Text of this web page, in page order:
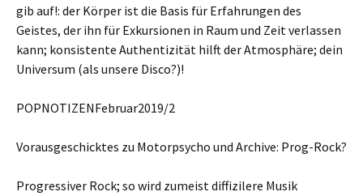
gib auf!: der Körper ist die Basis für Erfahrungen des
Geistes, der ihn für Exkursionen in Raum und Zeit verlassen
kann; konsistente Authentizität hilft der Atmosphäre; dein
Universum (als unsere Disco?)!
POPNOTIZENFebruar2019/2
Vorausgeschicktes zu Motorpsycho und Archive: Prog-Rock?
Progressiver Rock; so wird zumeist diffizilere Musik